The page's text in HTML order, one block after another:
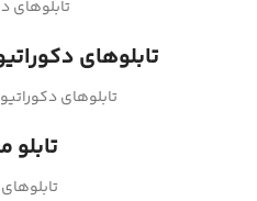
تابلوهای
تابلوهای
تابلوهای
تابلو